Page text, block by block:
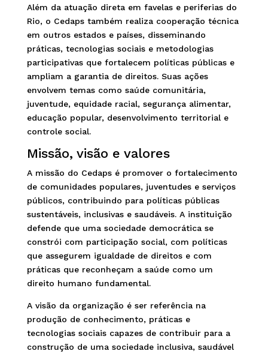
Além da atuação direta em favelas e periferias do
Rio, o Cedaps também realiza cooperação técnica
em outros estados e países, disseminando
práticas, tecnologias sociais e metodologias
participativas que fortalecem políticas públicas e
ampliam a garantia de direitos. Suas ações
envolvem temas como saúde comunitária,
juventude, equidade racial, segurança alimentar,
educação popular, desenvolvimento territorial e
controle social.
Missão, visão e valores
A missão do Cedaps é promover o fortalecimento
de comunidades populares, juventudes e serviços
públicos, contribuindo para políticas públicas
sustentáveis, inclusivas e saudáveis. A instituição
defende que uma sociedade democrática se
constrói com participação social, com políticas
que assegurem igualdade de direitos e com
práticas que reconheçam a saúde como um
direito humano fundamental.
A visão da organização é ser referência na
produção de conhecimento, práticas e
tecnologias sociais capazes de contribuir para a
construção de uma sociedade inclusiva, saudável